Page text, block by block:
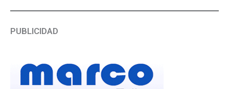
PUBLICIDAD